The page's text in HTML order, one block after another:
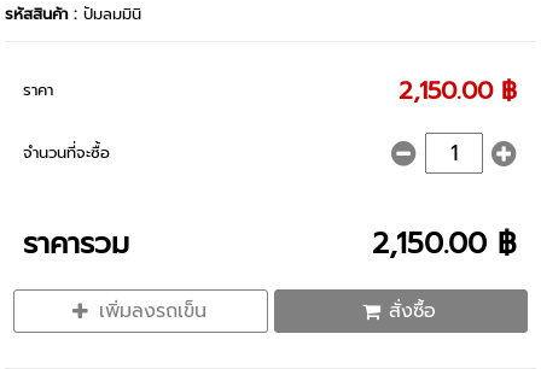
รหัสสินค้า :ปัมลมมินิ
ราคา 2,150.00 ฿
จำนวนที่จะซื้อ
ราคารวม 2,150.00 ฿
เพิ่มลงรถเข็น สั่งซื้อ